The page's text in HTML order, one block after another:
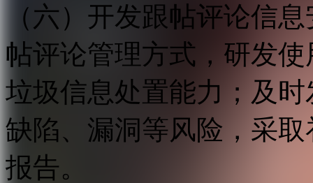
（六）开发跟帖评论信
帖评论管理方式，研发
垃圾信息处置能力；及
缺陷、漏洞等风险，采
报告。